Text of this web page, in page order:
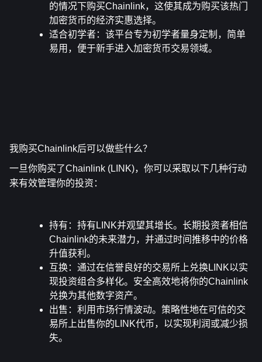
的情况下购买Chainlink，这使其成为购买该热门
加密货币的经济实惠选择。
适合初学者：该平台专为初学者量身定制，简单
易用，便于新手进入加密货币交易领域。
我购买Chainlink后可以做些什么？
一旦你购买了Chainlink (LINK)，你可以采取以下几种行动
来有效管理你的投资：
持有 ：持有LINK并观望其增长。长期投资者相信
Chainlink的未来潜力，并通过时间推移中的价格
升值获利。
互换：通过在信誉良好的交易所上兑换LINK以实
现投资组合多样化。安全高效地将你的Chainlink
兑换为其他数字资产。
出售 ：利用市场行情波动。策略性地在可信的交
易所上出售你的LINK代币，以实现利润或减少损
失。